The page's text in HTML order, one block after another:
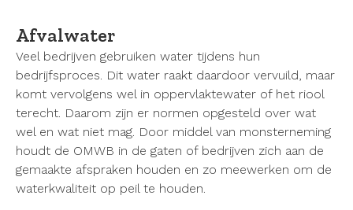
Afvalwater
Veel bedrijven gebruiken water tijdens hun
bedrijfsproces. Dit water raakt daardoor vervuild, maar
komt vervolgens wel in oppervlaktewater of het riool
terecht. Daarom zijn er normen opgesteld over wat
wel en wat niet mag. Door middel van monsterneming
houdt de OMWB in de gaten of bedrijven zich aan de
gemaakte afspraken houden en zo meewerken om de
waterkwaliteit op peil te houden.